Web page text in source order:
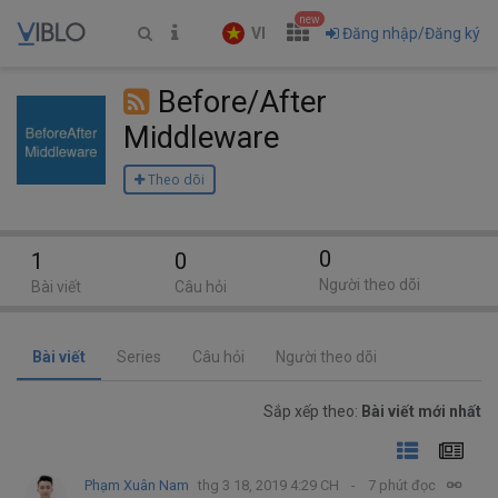
VI
new
Đăng nhập/Đăng ký
Before/After
Middleware
Theo dõi
Bài viết Series Câu hỏi Người theo dõi
Sắp xếp theo: Bài viết mới nhất
Phạm Xuân Nam thg 3 18, 2019 4:29 CH 7 phút đọc
1
Bài viết
0
Câu hỏi
0
Người theo dõi